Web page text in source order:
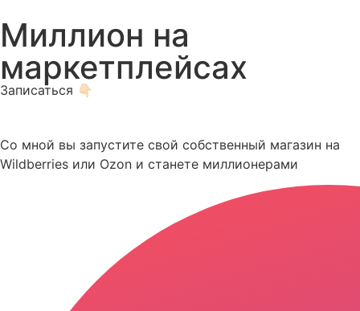
к
содержимому
Миллион на
маркетплейсах
Записаться 👇🏻
Со мной вы запустите свой собственный магазин на
Wildberries или Ozon и станете миллионерами